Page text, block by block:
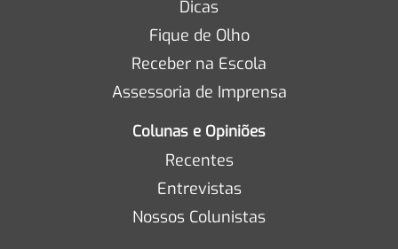
Dicas
Fique de Olho
Receber na Escola
Assessoria de Imprensa
Colunas e Opiniões
Recentes
Entrevistas
Nossos Colunistas